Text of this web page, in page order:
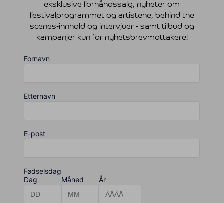
eksklusive forhåndssalg, nyheter om
festivalprogrammet og artistene, behind the
scenes-innhold og intervjuer - samt tilbud og
kampanjer kun for nyhetsbrevmottakere!
Fornavn
Etternavn
E-post
Fødselsdag
Dag
Måned År